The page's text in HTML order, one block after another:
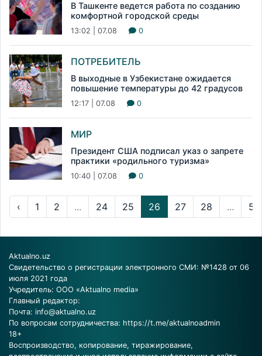
В Ташкенте ведется работа по созданию
комфортной городской среды
13:02 | 07.08 0
ПОТРЕБИТЕЛЬ
В выходные в Узбекистане ожидается
повышение температуры до 42 градусов
12:17 | 07.08 0
МИР
Президент США подписал указ о запрете
практики «родильного туризма»
10:40 | 07.08 0
‹ 1 2 ... 24 25 26 27 28 ... 53
Aktualno.uz
Свидетельство о регистрации электронного СМИ: №1428 от 06
июля 2021 года
Учредитель: ООО «Aktualno media»
Главный редактор:
Почта: info@aktualno.uz
По вопросам сотрудничества: https://t.me/aktualnoadmin
18+
Воспроизводство, копирование, тиражирование,